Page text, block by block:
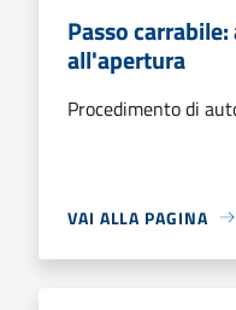
Passo
all'apertura
Procedimento di
VAI ALLA PAGINA